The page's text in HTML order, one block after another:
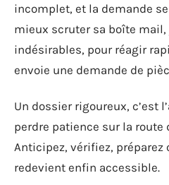
incomplet, et la demande
mieux scruter sa boîte
indésirables, pour réagir
envoie une demande de
Un dossier rigoureux, c’est
perdre patience sur la route
Anticipez, vérifiez, préparez
redevient enfin accessible.